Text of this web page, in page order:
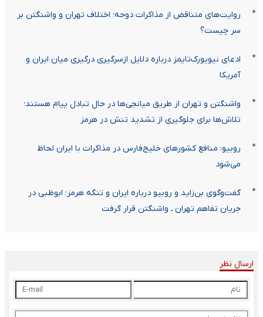
روایت‌های متناقض از مذاکرات دوحه؛ اختلاف تهران و واشنگتن بر
سر چیست؟
ادعای نیویورک‌تایمز درباره دلایل ازسرگیری درگیری میان ایران و
آمریکا
واشنگتن و تهران از طریق میانجی‌ها در حال تبادل پیام هستند؛
تلاش‌ها برای جلوگیری از تشدید تنش در هرمز
روبیو: منافع کشورهای خلیج‌فارس در مذاکرات با ایران لحاظ
می‌شود
گفت‌وگوی بن‌زاید و روبیو درباره ایران و تنگه هرمز؛ ابوظبی در
جریان تفاهم تهران ـ واشنگتن قرار گرفت
ارسال نظر